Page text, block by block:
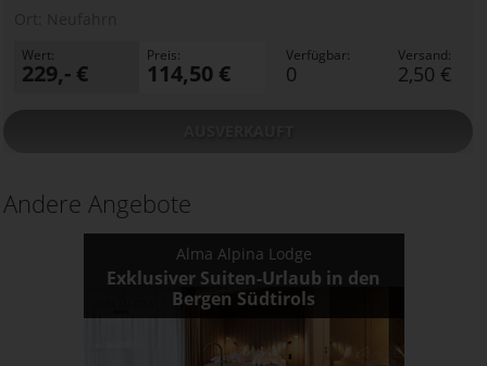
Wert:
229,- €
Preis:
114,50 €
Verfügbar:
0
Versand:
2,50 €
Andere Angebote
Alma Alpina Lodge
Exklusiver Suiten-Urlaub in den
Bergen Südtirols